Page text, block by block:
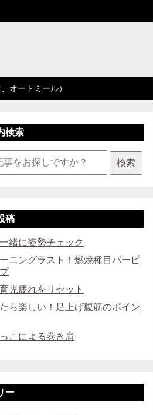
オートミール）
検索
検索
稿
緒に姿勢チェック
ニングラスト！燃焼種目バーピ
児疲れをリセット
ら楽しい！足上げ腹筋のポイン
こによる巻き肩
ー